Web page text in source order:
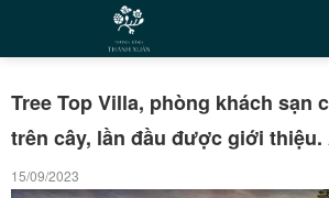
Tree Top Villa, phòng khách sạn
trên cây, lần đầu được giới thiệu.
15/09/2023